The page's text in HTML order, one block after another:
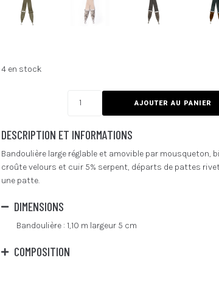
4 en stock
AJOUTER AU PANIER
DESCRIPTION ET INFORMATIONS
Bandoulière large réglable et amovible par mousqueton,
croûte velours et cuir 5% serpent, départs de pattes
une patte.
DIMENSIONS
Bandoulière : 1,10 m largeur 5 cm
COMPOSITION